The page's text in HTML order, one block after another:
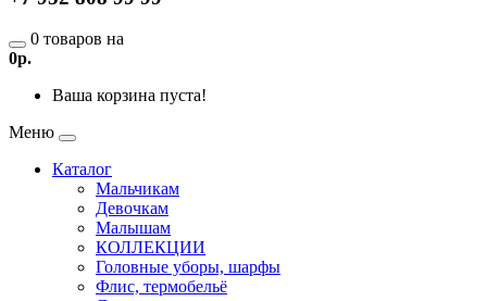
0 товаров на
0р.
Ваша корзина пуста!
Меню
Каталог
Мальчикам
Девочкам
Малышам
КОЛЛЕКЦИИ
Головные уборы, шарфы
Флис, термобельё